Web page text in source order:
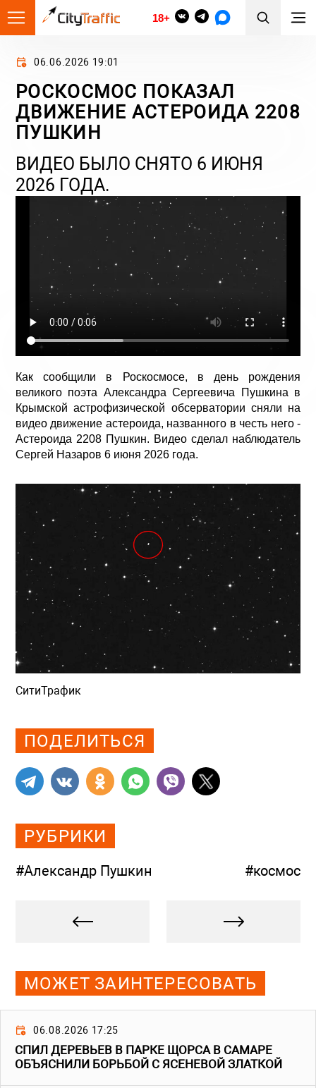
18+
06.06.2026 19:01
РОСКОСМОС ПОКАЗАЛ
ДВИЖЕНИЕ АСТЕРОИДА 2208
ПУШКИН
ВИДЕО БЫЛО СНЯТО 6 ИЮНЯ
2026 ГОДА.
Как сообщили в Роскосмосе, в день рождения
великого поэта Александра Сергеевича Пушкина в
Крымской астрофизической обсерватории сняли на
видео движение астероида, названного в честь него -
Астероида 2208 Пушкин. Видео сделал наблюдатель
Сергей Назаров 6 июня 2026 года.
СитиТрафик
ПОДЕЛИТЬСЯ
РУБРИКИ
#Александр Пушкин #космос
МОЖЕТ ЗАИНТЕРЕСОВАТЬ
06.08.2026 17:25
СПИЛ ДЕРЕВЬЕВ В ПАРКЕ ЩОРСА В САМАРЕ
ОБЪЯСНИЛИ БОРЬБОЙ С ЯСЕНЕВОЙ ЗЛАТКОЙ